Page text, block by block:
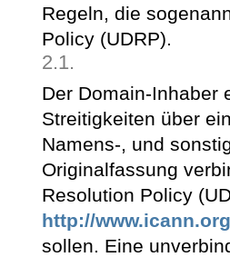
Regeln, die
Policy (UDRP).
2.1.
Der Domain-Inhaber
Streitigkeiten über
Namens-, und
Originalfassung
Resolution Policy
http://
sollen. Eine